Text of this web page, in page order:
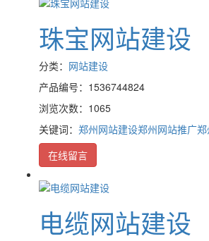
珠宝网站建设
分类： 网站建设
产品编号：1536744824
浏览次数：1065
关键词： 郑州网站建设郑州网站推广
在线留言
电缆网站建设